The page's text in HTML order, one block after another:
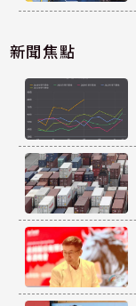
新聞焦點